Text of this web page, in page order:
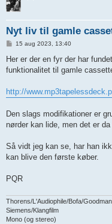
Nyt liv til gamle
d
æ
15 aug 2023, 13:40
Her er der en fyr der har
funktionalitet til gamle
http://
Den slags modifikationer er
nørder kan lide, men det er
Så vidt jeg kan se, har han
kan blive den første køber.
PQR
Thorens/L'Audiophile/Bofa/
Siemens/Klangfilm
Mono (og stereo)